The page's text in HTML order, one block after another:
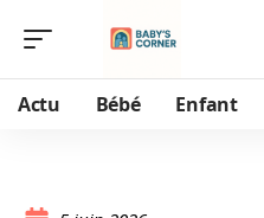
Actu Bébé Enfant